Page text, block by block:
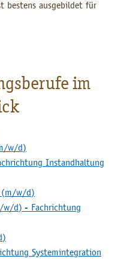
bestens ausgebildet für
im
w/d)
Instandhaltung
(m/w/d)
w/d) - Fachrichtung
Systemintegration